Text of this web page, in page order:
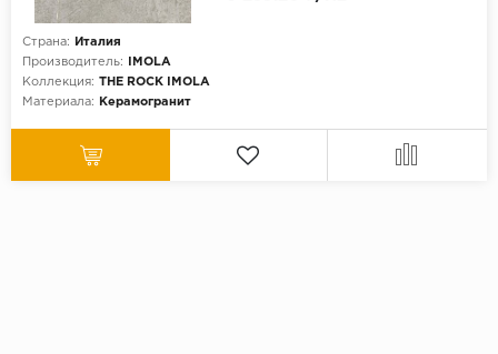
Страна:
Италия
Производитель:
IMOLA
Коллекция: THE ROCK IMOLA
Материала:
Керамогранит